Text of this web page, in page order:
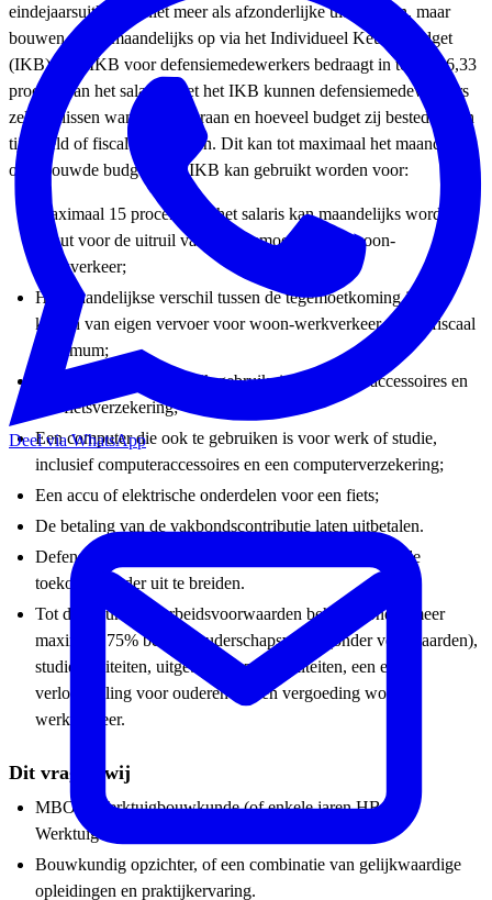
eindejaarsuitkering niet meer als afzonderlijke uitkeringen, maar
bouwen ze dit maandelijks op via het Individueel Keuze Budget
(IKB). Het IKB voor defensiemedewerkers bedraagt in totaal 16,33
procent van het salaris. Met het IKB kunnen defensiemedewerkers
zelf beslissen wanneer, waaraan en hoeveel budget zij besteden aan
tijd, geld of fiscale faciliteiten. Dit kan tot maximaal het maandelijks
opgebouwde budget. Het IKB kan gebruikt worden voor:
Maximaal 15 procent van het salaris kan maandelijks worden
benut voor de uitruil van de tegemoetkoming woon-
werkverkeer;
Het maandelijkse verschil tussen de tegemoetkoming in de
kosten van eigen vervoer voor woon-werkverkeer en het fiscaal
maximum;
Een fiets voor persoonlijk gebruik, inclusief fietsaccessoires en
een fietsverzekering;
Een computer die ook te gebruiken is voor werk of studie,
inclusief computeraccessoires en een computerverzekering;
Een accu of elektrische onderdelen voor een fiets;
De betaling van de vakbondscontributie laten uitbetalen.
Defensie verwacht de mogelijkheden van het IKB in de
toekomst verder uit te breiden.
Tot de secundaire arbeidsvoorwaarden behoren onder meer
maximaal 75% betaald ouderschapsverlof (onder voorwaarden),
studiefaciliteiten, uitgebreide sportfaciliteiten, een extra
verlofregeling voor ouderen en een vergoeding woon-
werkverkeer.
Dit vragen wij
MBO 4 Werktuigbouwkunde (of enkele jaren HBO
Werktuigbouwkunde).
Bouwkundig opzichter, of een combinatie van gelijkwaardige
opleidingen en praktijkervaring.
Deel via WhatsApp